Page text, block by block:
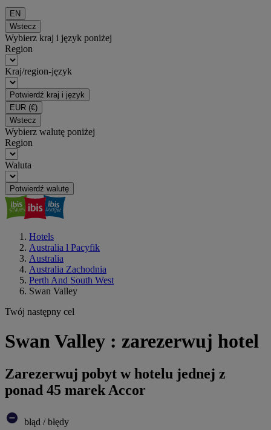
EN
Wstecz
Wybierz kraj i język poniżej
Region
Kraj/region-język
Potwierdź kraj i język
EUR (€)
Wstecz
Wybierz walutę poniżej
Region
Waluta
Potwierdź walutę
Hotels
Australia l Pacyfik
Australia
Australia Zachodnia
Perth And South West
Swan Valley
Twój następny cel
Swan Valley : zarezerwuj hotel
Zarezerwuj pobyt w hotelu jednej z
ponad 45 marek Accor
błąd / błędy